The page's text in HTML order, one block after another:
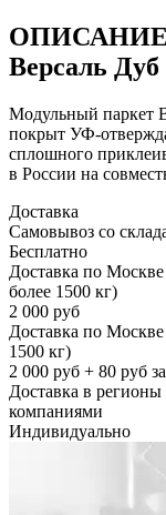
ОПИСАНИЕ
Версаль
Модульный паркет
покрыт УФ-
сплошного
в России на
Доставка
Самовывоз со
Бесплатно
Доставка по
более 1500 кг)
2 000 руб
Доставка по
1500 кг)
2 000 руб + 80 руб
Доставка в
компаниями
Индивидуально